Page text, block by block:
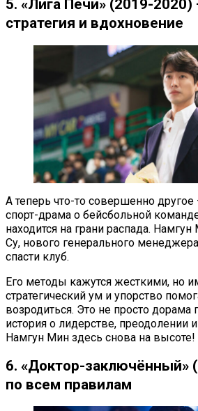
5. «Лига Печи» (2019-2020)
стратегия и вдохновение
А теперь что-то совершенно
спорт-драма о бейсбольной
находится на грани распада.
Су, нового генерального
спасти клуб.
Его методы кажутся жесткими, но
стратегический ум и упорство
возродиться. Это не просто дорама
история о лидерстве, преодолении
Намгун Мин здесь снова на высоте!
6. «Доктор-заключённый»
по всем правилам